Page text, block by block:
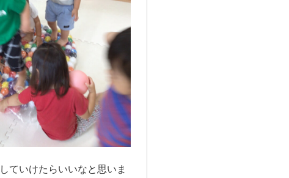
ていけたらいいなと思いま